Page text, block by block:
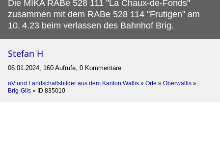
Die MIKA RABe 528 111 "La Chaux-de-Fonds"
zusammen mit dem RABe 528 114 "Frutigen" am
10. 4.23 beim verlassen des Bahnhof Brig.
Stefan H
06.01.2024, 160 Aufrufe, 0 Kommentare
öV und Landschaftsbilder aus dem Kanton Wallis » Orte » Oberwallis »
Brig-Glis » ID 835010